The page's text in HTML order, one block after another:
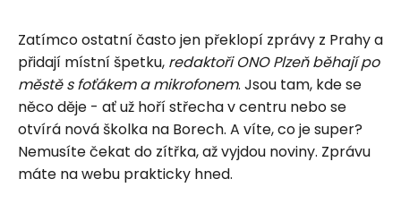
Zatímco ostatní často jen překlopí zprávy z Prahy a
přidají místní špetku, redaktoři ONO Plzeň běhají po
městě s foťákem a mikrofonem. Jsou tam, kde se
něco děje - ať už hoří střecha v centru nebo se
otvírá nová školka na Borech. A víte, co je super?
Nemusíte čekat do zítřka, až vyjdou noviny. Zprávu
máte na webu prakticky hned.